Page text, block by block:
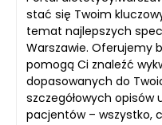
stać się Twoim
temat najlepszych
Warszawie. Oferujemy
pomogą Ci znaleźć
dopasowanych do
szczegółowych opisów
pacjentów – wszystko,